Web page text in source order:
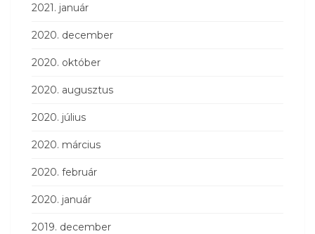
2021. január
2020. december
2020. október
2020. augusztus
2020. július
2020. március
2020. február
2020. január
2019. december